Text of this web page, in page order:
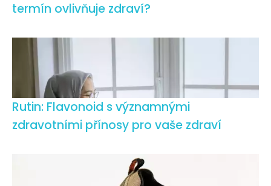
termín ovlivňuje zdraví?
Rutin: Flavonoid s významnými
zdravotními přínosy pro vaše zdraví